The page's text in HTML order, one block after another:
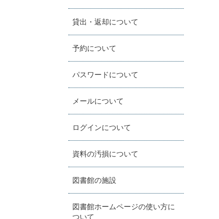
貸出・返却について
予約について
パスワードについて
メールについて
ログインについて
資料の汚損について
図書館の施設
図書館ホームページの使い方に
ついて